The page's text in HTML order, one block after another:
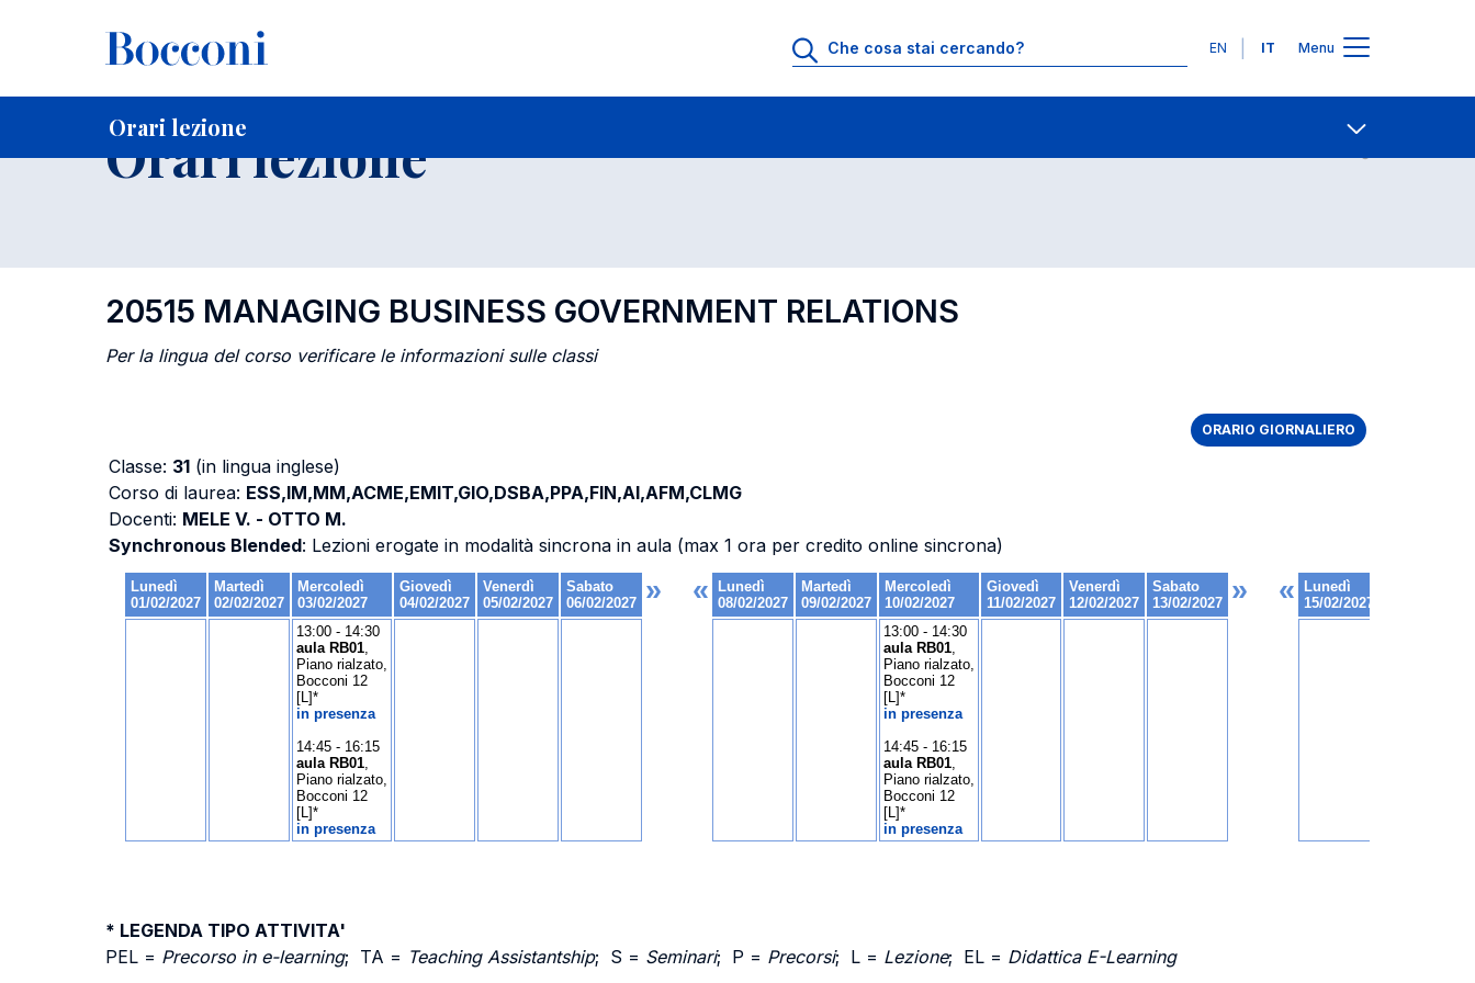
Lingue
EN IT Menu
Orari lezione
Home Per studenti iscritti Contatti
Orari lezione
20515 MANAGING BUSINESS GOVERNMENT RELATIONS
Per la lingua del corso verificare le informazioni sulle classi
ORARIO GIORNALIERO
Classe: 31 (in lingua inglese)
Corso di laurea: ESS,IM,MM,ACME,EMIT,GIO,DSBA,PPA,FIN,AI,AFM,CLMG
Docenti: MELE V. - OTTO M.
Synchronous Blended: Lezioni erogate in modalità sincrona in aula (max 1 ora per credito online sincrona)
* LEGENDA TIPO ATTIVITA'
PEL = Precorso in e-learning; TA = Teaching Assistantship; S = Seminari; P = Precorsi; L = Lezione; EL = Didattica E-Learning